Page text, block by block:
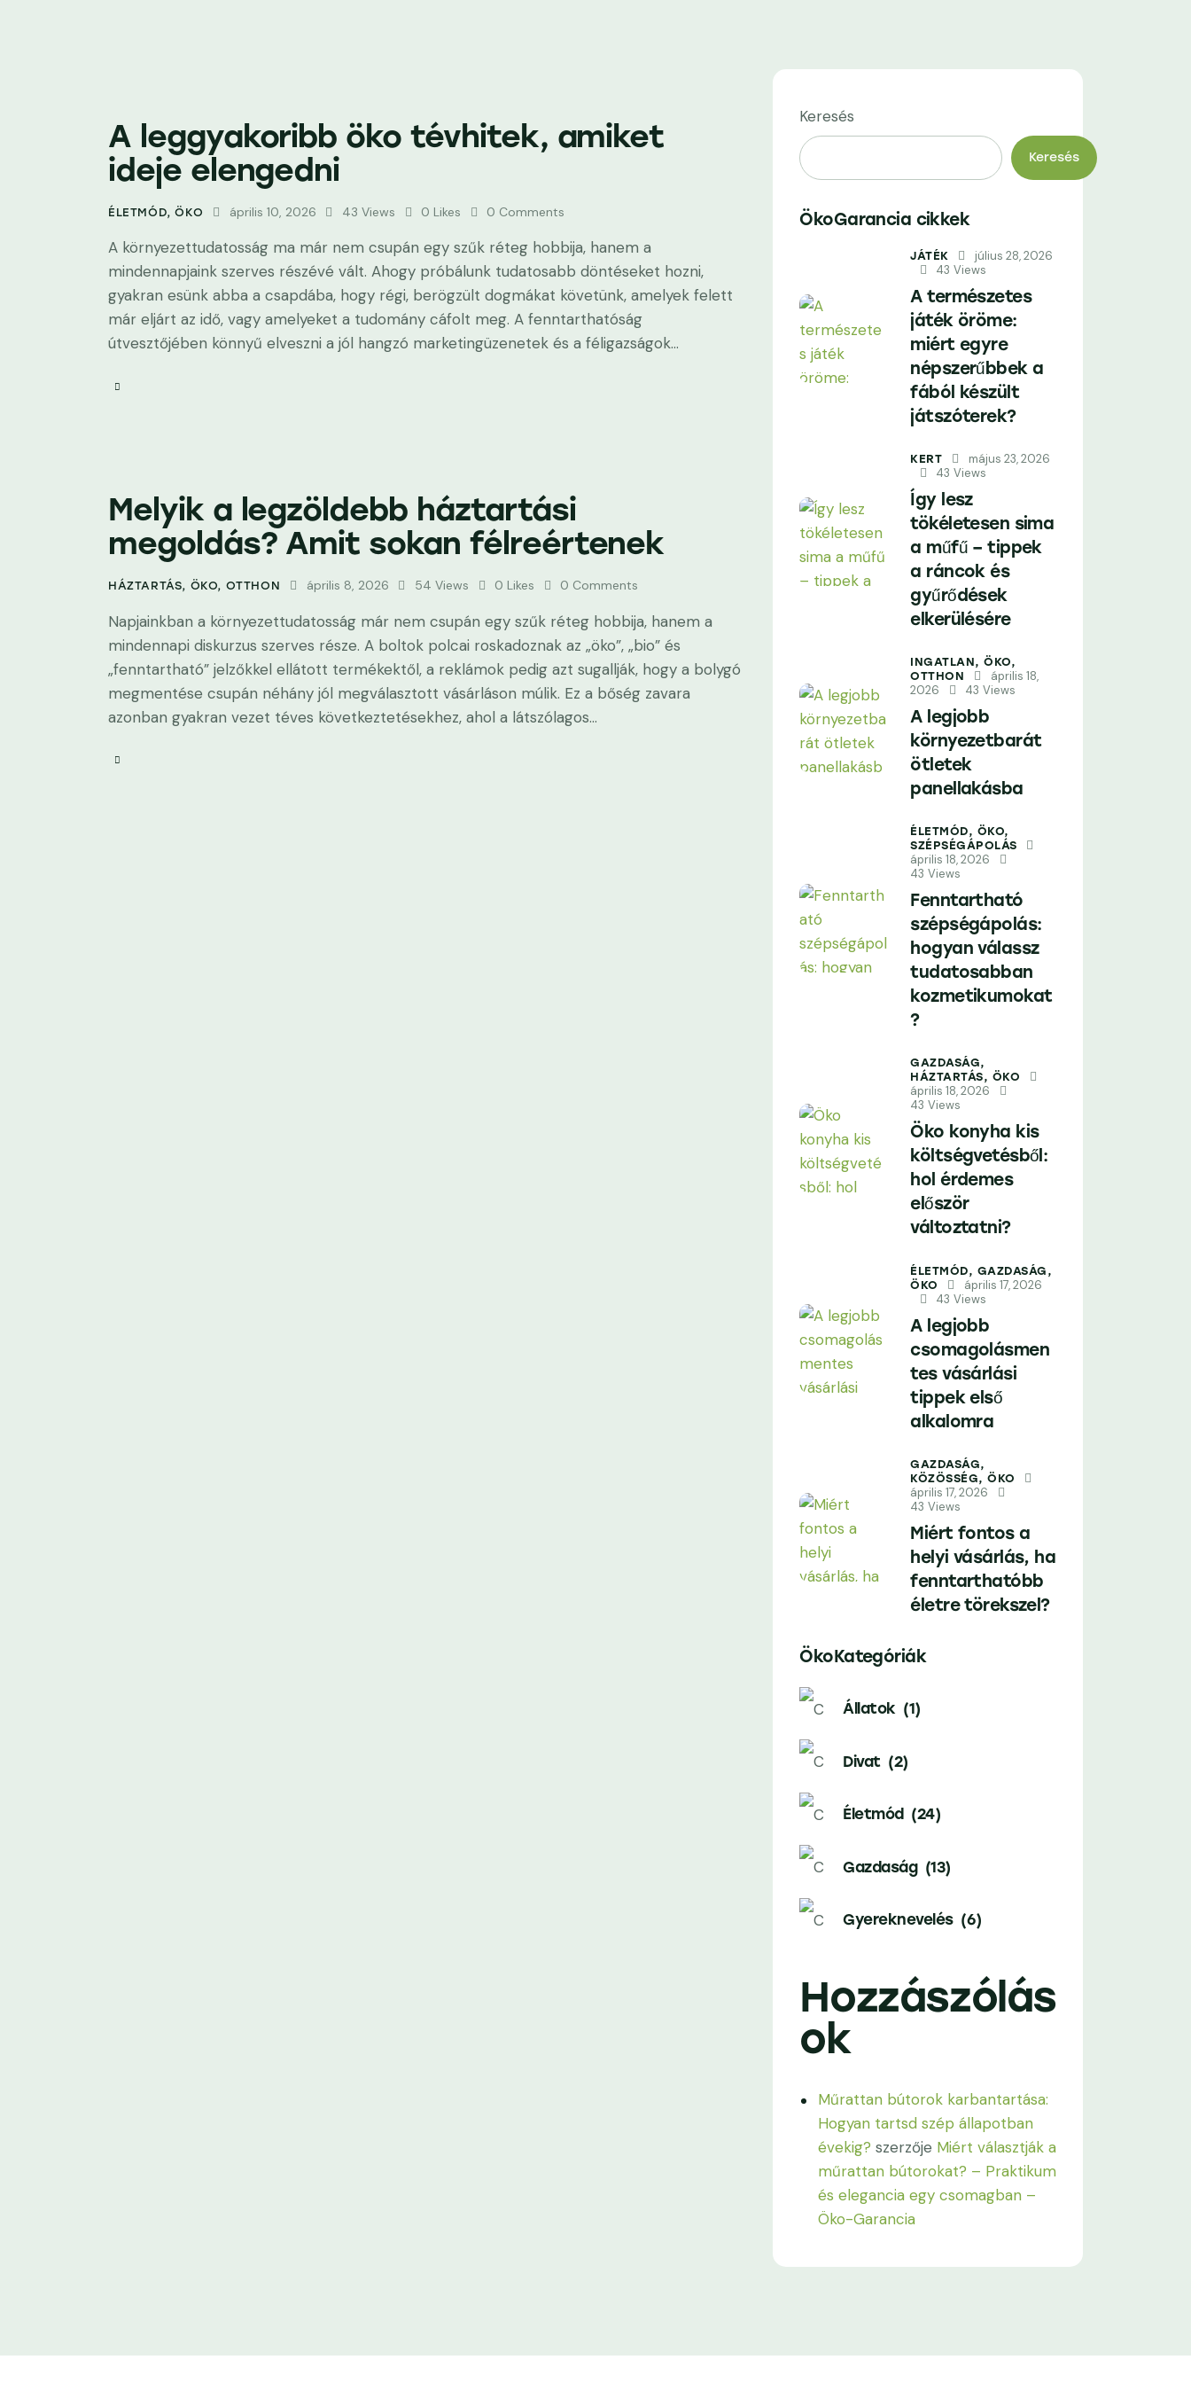
A leggyakoribb öko tévhitek, amiket
ideje elengedni
ÉLETMÓD,ÖKO április 10, 2026 43 Views 0 Likes 0 Comments
A környezettudatosság ma már nem csupán egy szűk réteg hobbija, hanem a
mindennapjaink szerves részévé vált. Ahogy próbálunk tudatosabb döntéseket hozni,
gyakran esünk abba a csapdába, hogy régi, berögzült dogmákat követünk, amelyek felett
már eljárt az idő, vagy amelyeket a tudomány cáfolt meg. A fenntarthatóság
útvesztőjében könnyű elveszni a jól hangzó marketingüzenetek és a féligazságok…
Melyik a legzöldebb háztartási
megoldás? Amit sokan félreértenek
HÁZTARTÁS, ÖKO, OTTHON április 8, 2026 54 Views 0 Likes 0 Comments
Napjainkban a környezettudatosság már nem csupán egy szűk réteg hobbija, hanem a
mindennapi diskurzus szerves része. A boltok polcai roskadoznak az „öko”, „bio” és
„fenntartható” jelzőkkel ellátott termékektől, a reklámok pedig azt sugallják, hogy a bolygó
megmentése csupán néhány jól megválasztott vásárláson múlik. Ez a bőség zavara
azonban gyakran vezet téves következtetésekhez, ahol a látszólagos…
Keresés
Keresés
ÖkoGarancia cikkek
JÁTÉK
július 28, 2026
43 Views
A természetes
játék öröme:
miért egyre
népszerűbbek a
fából készült
játszóterek?
KERT
május 23, 2026
43 Views
Így lesz
tökéletesen sima
a műfű – tippek
a ráncok és
gyűrődések
elkerülésére
INGATLAN,ÖKO,
OTTHON
április 18,
2026
43 Views
A legjobb
környezetbarát
ötletek
panellakásba
ÉLETMÓD, ÖKO,
SZÉPSÉGÁPOLÁS
április 18, 2026
43 Views
Fenntartható
szépségápolás:
hogyan válassz
tudatosabban
kozmetikumokat
?
GAZDASÁG,
HÁZTARTÁS, ÖKO
április 18, 2026
43 Views
Öko konyha kis
költségvetésből:
hol érdemes
először
változtatni?
ÉLETMÓD, GAZDASÁG,
ÖKO
április 17, 2026
43 Views
A legjobb
csomagolásmen
tes vásárlási
tippek első
alkalomra
GAZDASÁG,
KÖZÖSSÉG,ÖKO
április 17, 2026
43 Views
Miért fontos a
helyi vásárlás, ha
fenntarthatóbb
életre törekszel?
ÖkoKategóriák
Állatok (1)
Divat (2)
Életmód (24)
Gazdaság (13)
Gyereknevelés (6)
Hozzászólás
ok
Műrattan bútorok karbantartása:
Hogyan tartsd szép állapotban
évekig? szerzője Miért választják a
műrattan bútorokat? – Praktikum
és elegancia egy csomagban –
Öko-Garancia